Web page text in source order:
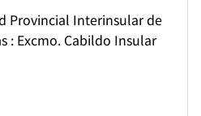
Provincial Interinsular de
: Excmo. Cabildo Insular